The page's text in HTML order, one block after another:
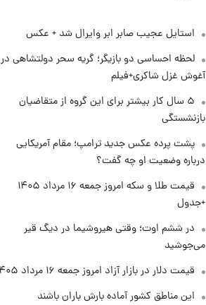
۱۵ مرداد ۱۴۰۵ +جدول
قیمت طلا و سکه امروز پنجشنبه
۱۵ مرداد ۱۴۰۵
شارژ جدید کالابرگ برای سه
استایل عجیب صابر ابر وایرال شد + عکس
لحظه احساسی دو بازیگر؛ گریه سحر دولتشاهی در
آغوش غزل شاکری+فیلم
۵ سال کار بیشتر برای این گروه از متقاضیان
بازنشستگی
پشت پرده عکس جدید ترامپ؛ مقام آمریکایی
درباره وضعیت او چه گفت؟
قیمت طلا و سکه امروز جمعه ۱۶ مرداد ۱۴۰۵
+جدول
در ششم اوت؛ وقتی هیروشیما در دیگ قیر
می‌جوشید
قیمت دلار در بازار آزاد امروز جمعه ۱۶ مرداد ۱۴۰۵
این مناطق کشور آماده بارش باران باشند